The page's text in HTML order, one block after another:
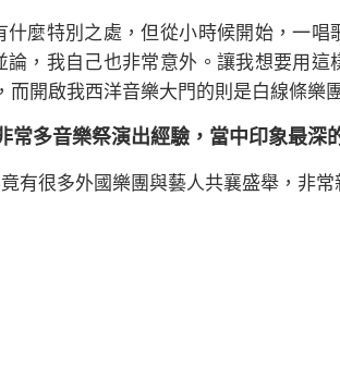
麼特別之處，但從小時候開始，一唱
，我自己也非常意外。讓我想要用
開啟我西洋音樂大門的則是白線條樂
多音樂祭演出經驗，當中印象最深
有很多外國樂團與藝人共襄盛舉，非常